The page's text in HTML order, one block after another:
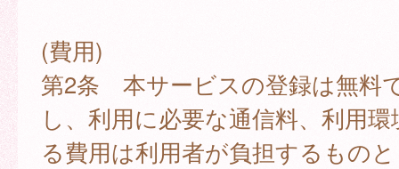
(費用)
第2条 本サービスの登録は無料
し、利用に必要な通信料、利用
る費用は利用者が負担するもの